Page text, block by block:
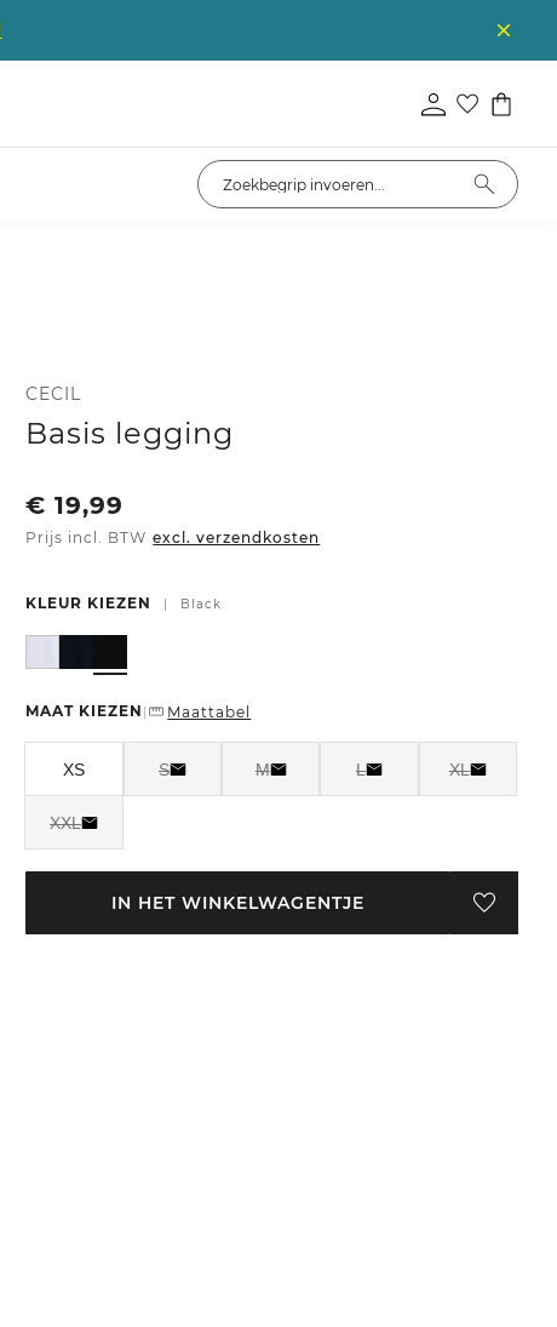
CECIL
Basis legging
€ 19,99
Prijs incl. BTW excl. verzendkosten
KLEUR KIEZEN | Black
MAAT KIEZEN | Maattabel
XS S M L XL
XXL
IN HET WINKELWAGENTJE